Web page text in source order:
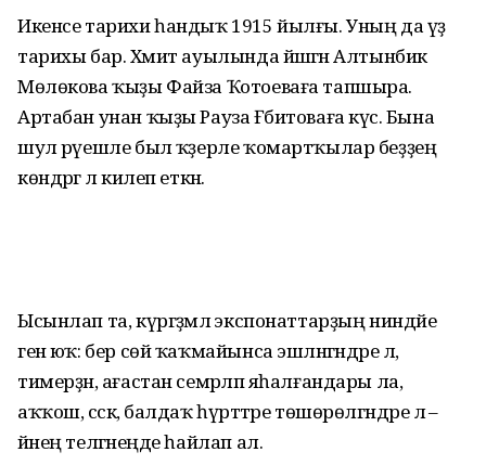
Икенсе тарихи һандыҡ 1915 йылғы. Уның да үҙ
тарихы бар. Хәмит ауылында йәшәгән Алтынбикә
Мөлөкова ҡыҙы Файза Ҡотоеваға тапшыра.
Артабан унан ҡыҙы Рауза Ғәбитоваға күсә. Бына
шул рәүешле был ҡәҙерле ҡомартҡылар беҙҙең
көндәргә лә килеп еткән.
Ысынлап та, күргәҙмәлә экспонаттарҙың ниндәйе
генә юҡ: бер сөй ҡаҡмайынса эшләнгәндәре лә,
тимерҙән, ағастан семәрләп яһалғандары ла,
аҡҡош, сәскә, балдаҡ һүрәттәре төшөрөлгәндәре лә –
йәнең теләгәнеңде һайлап ал.